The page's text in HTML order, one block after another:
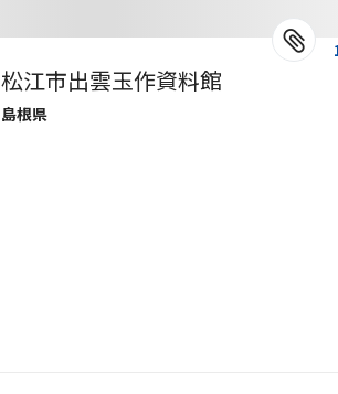
松江市出雲玉作資料館
島根県